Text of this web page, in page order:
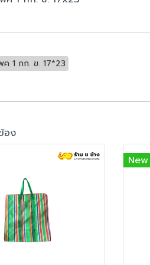
1 กก. ข. 17*23
อง
New